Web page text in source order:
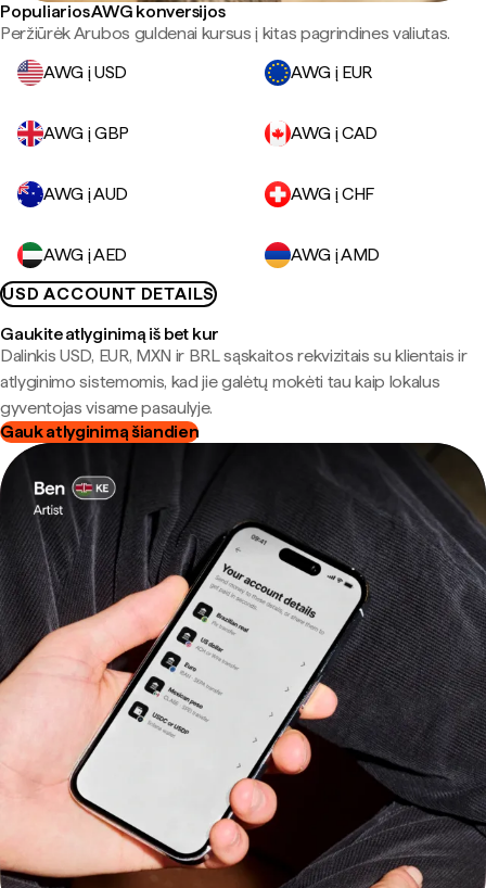
Populiarios AWG konversijos
Peržiūrėk Arubos guldenai kursus į kitas pagrindines valiutas.
AWG į USD
AWG į EUR
AWG į GBP AWG į CAD
AWG į AUD AWG į CHF
AWG į AED
AWG į AMD
USD ACCOUNT DETAILS
Gaukite atlyginimą iš bet kur
Dalinkis USD, EUR, MXN ir BRL sąskaitos rekvizitais su klientais ir
atlyginimo sistemomis, kad jie galėtų mokėti tau kaip lokalus
gyventojas visame pasaulyje.
Gauk atlyginimą šiandien